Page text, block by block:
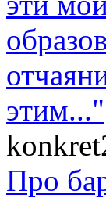
этим..."
Про